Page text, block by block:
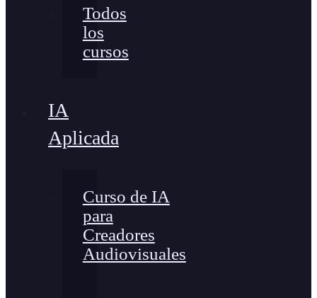
Todos
los
cursos
IA
Aplicada
Curso de IA
para
Creadores
Audiovisuales